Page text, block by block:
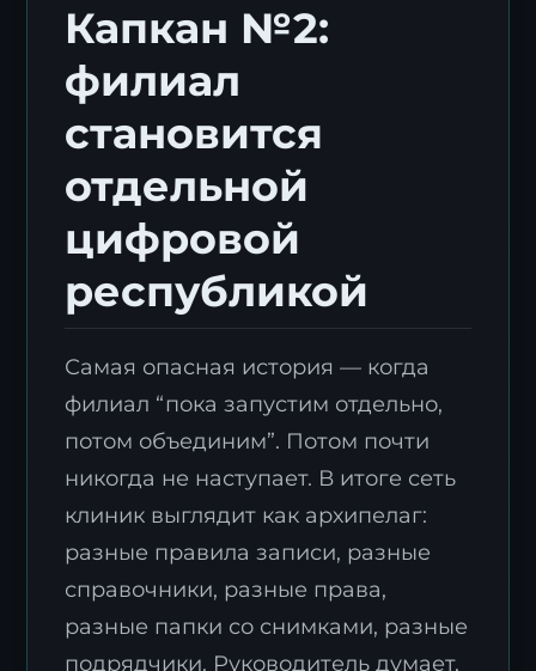
Капкан №2:
филиал
становится
отдельной
цифровой
республикой
Самая опасная история — когда
филиал “пока запустим отдельно,
потом объединим”. Потом почти
никогда не наступает. В итоге сеть
клиник выглядит как архипелаг:
разные правила записи, разные
справочники, разные права,
разные папки со снимками, разные
подрядчики. Руководитель думает,